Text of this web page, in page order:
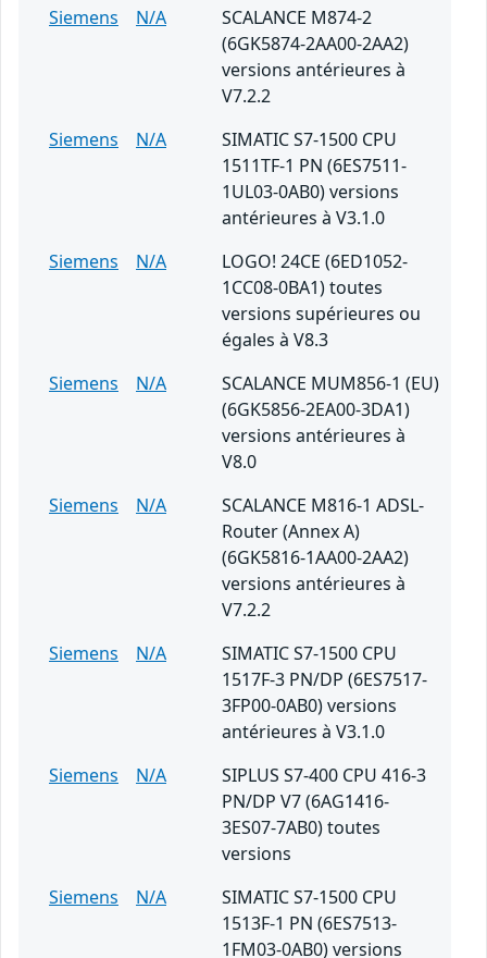
Siemens
N/A
SCALANCE M874-2
(6GK5874-2AA00-2AA2)
versions antérieures à
V7.2.2
Siemens
N/A
SIMATIC S7-1500 CPU
1511TF-1 PN (6ES7511-
1UL03-0AB0) versions
antérieures à V3.1.0
Siemens
N/A
LOGO! 24CE (6ED1052-
1CC08-0BA1) toutes
versions supérieures ou
égales à V8.3
Siemens
N/A
SCALANCE MUM856-1 (EU)
(6GK5856-2EA00-3DA1)
versions antérieures à
V8.0
Siemens
N/A
SCALANCE M816-1 ADSL-
Router (Annex A)
(6GK5816-1AA00-2AA2)
versions antérieures à
V7.2.2
Siemens
N/A
SIMATIC S7-1500 CPU
1517F-3 PN/DP (6ES7517-
3FP00-0AB0) versions
antérieures à V3.1.0
Siemens
N/A
SIPLUS S7-400 CPU 416-3
PN/DP V7 (6AG1416-
3ES07-7AB0) toutes
versions
Siemens
N/A
SIMATIC S7-1500 CPU
1513F-1 PN (6ES7513-
1FM03-0AB0) versions